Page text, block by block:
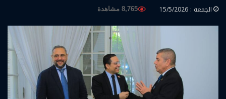
الجمعة : 15/5/2026 8,765 مشاهدة